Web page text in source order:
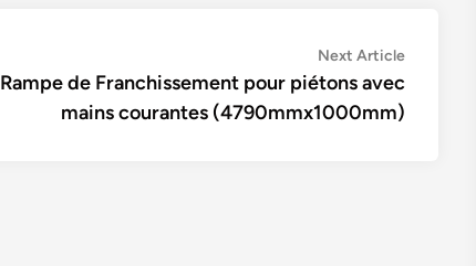
Next ArticleNext
Rampe de Franchissement pour piétons avec
mains courantes (4790mmx1000mm)